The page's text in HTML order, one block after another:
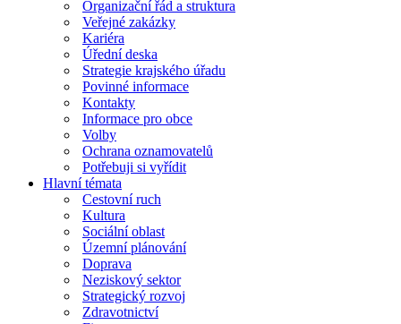
Organizační řád a struktura
Veřejné zakázky
Kariéra
Úřední deska
Strategie krajského úřadu
Povinné informace
Kontakty
Informace pro obce
Volby
Ochrana oznamovatelů
Potřebuji si vyřídit
Hlavní témata
Cestovní ruch
Kultura
Sociální oblast
Územní plánování
Doprava
Neziskový sektor
Strategický rozvoj
Zdravotnictví